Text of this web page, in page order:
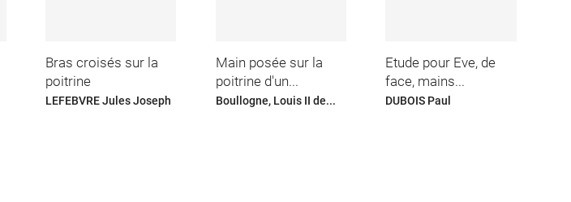
Bras croisés sur la
poitrine
LEFEBVRE Jules Joseph
Main posée sur la
poitrine d'un...
Boullogne, Louis II de...
Etude pour Eve, de
face, mains...
DUBOIS Paul